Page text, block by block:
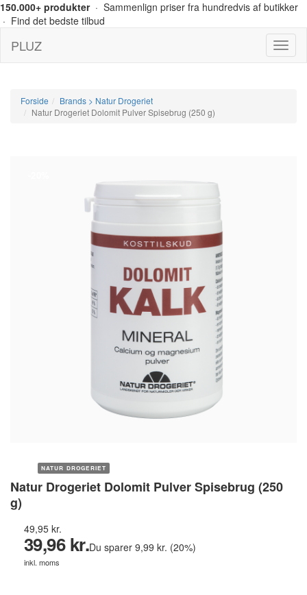
150.000+ produkter· Sammenlign priser fra hundredvis af butikker
· Find det bedste tilbud
Menu
PLUZ
Forside
Brands > Natur Drogeriet
Natur Drogeriet Dolomit Pulver Spisebrug (250 g)
NATUR DROGERIET
Natur Drogeriet Dolomit Pulver Spisebrug (250
g)
49,95 kr.
39,96 kr.Du sparer 9,99 kr. (20%)
inkl. moms